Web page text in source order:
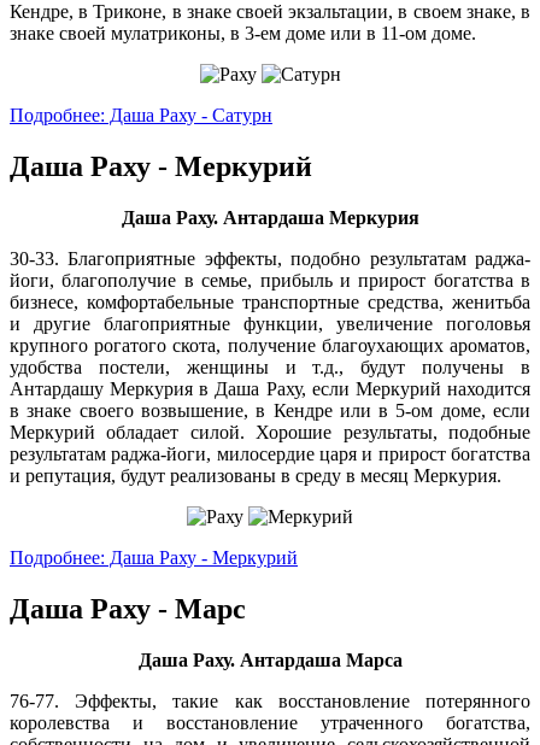
Кендре, в Триконе, в знаке своей экзальтации, в своем знаке, в
знаке своей мулатриконы, в 3-ем доме или в 11-ом доме.
Подробнее: Даша Раху - Сатурн
Даша Раху - Меркурий
Даша Раху. Антардаша Меркурия
30-33. Благоприятные эффекты, подобно результатам раджа-
йоги, благополучие в семье, прибыль и прирост богатства в
бизнесе, комфортабельные транспортные средства, женитьба
и другие благоприятные функции, увеличение поголовья
крупного рогатого скота, получение благоухающих ароматов,
удобства постели, женщины и т.д., будут получены в
Антардашу Меркурия в Даша Раху, если Меркурий находится
в знаке своего возвышение, в Кендре или в 5-ом доме, если
Меркурий обладает силой. Хорошие результаты, подобные
результатам раджа-йоги, милосердие царя и прирост богатства
и репутация, будут реализованы в среду в месяц Меркурия.
Подробнее: Даша Раху - Меркурий
Даша Раху - Марс
Даша Раху. Антардаша Марса
76-77. Эффекты, такие как восстановление потерянного
королевства и восстановление утраченного богатства,